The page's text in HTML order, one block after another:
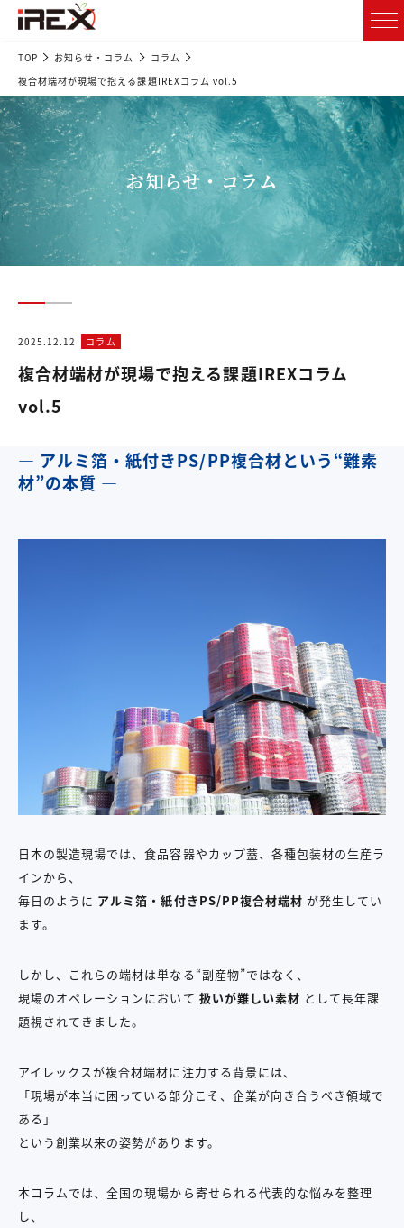
TOP お知らせ・コラム
コラム
複合材端材が現場で抱える課題IREXコラム vol.5
お知らせ・コラム
2025.12.12 コラム
複合材端材が現場で抱える課題IREXコラム
vol.5
― アルミ箔・紙付きPS/PP複合材という“難素
材”の本質 ―
日本の製造現場では、食品容器やカップ蓋、各種包装材の生産ラ
インから、
毎日のように アルミ箔・紙付きPS/PP複合材端材 が発生してい
ます。
しかし、これらの端材は単なる“副産物”ではなく、
現場のオペレーションにおいて 扱いが難しい素材 として長年課
題視されてきました。
アイレックスが複合材端材に注力する背景には、
「現場が本当に困っている部分こそ、企業が向き合うべき領域で
ある」
という創業以来の姿勢があります。
本コラムでは、全国の現場から寄せられる代表的な悩みを整理
し、